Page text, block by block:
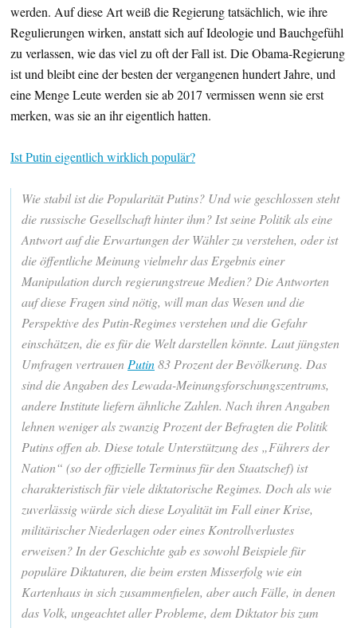
werden. Auf diese Art weiß die Regierung tatsächlich, wie ihre
Regulierungen wirken, anstatt sich auf Ideologie und Bauchgefühl
zu verlassen, wie das viel zu oft der Fall ist. Die Obama-Regierung
ist und bleibt eine der besten der vergangenen hundert Jahre, und
eine Menge Leute werden sie ab 2017 vermissen wenn sie erst
merken, was sie an ihr eigentlich hatten.
Ist Putin eigentlich wirklich populär?
Wie stabil ist die Popularität Putins? Und wie geschlossen steht
die russische Gesellschaft hinter ihm? Ist seine Politik als eine
Antwort auf die Erwartungen der Wähler zu verstehen, oder ist
die öffentliche Meinung vielmehr das Ergebnis einer
Manipulation durch regierungstreue Medien? Die Antworten
auf diese Fragen sind nötig, will man das Wesen und die
Perspektive des Putin-Regimes verstehen und die Gefahr
einschätzen, die es für die Welt darstellen könnte. Laut jüngsten
Umfragen vertrauen Putin83 Prozent der Bevölkerung. Das
sind die Angaben des Lewada-Meinungsforschungszentrums,
andere Institute liefern ähnliche Zahlen. Nach ihren Angaben
lehnen weniger als zwanzig Prozent der Befragten die Politik
Putins offen ab. Diese totale Unterstützung des „Führers der
Nation“ (so der offizielle Terminus für den Staatschef) ist
charakteristisch für viele diktatorische Regimes. Doch als wie
zuverlässig würde sich diese Loyalität im Fall einer Krise,
militärischer Niederlagen oder eines Kontrollverlustes
erweisen? In der Geschichte gab es sowohl Beispiele für
populäre Diktaturen, die beim ersten Misserfolg wie ein
Kartenhaus in sich zusammenfielen, aber auch Fälle, in denen
das Volk, ungeachtet aller Probleme, dem Diktator bis zum